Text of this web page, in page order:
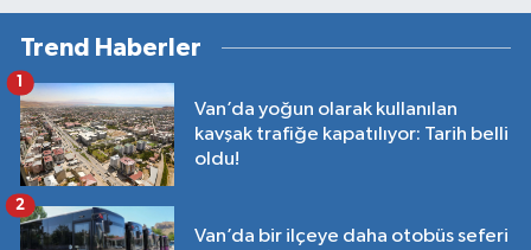
Trend Haberler
Van’da yoğun olarak kullanılan
kavşak trafiğe kapatılıyor: Tarih belli
oldu!
1
Van’da bir ilçeye daha otobüs seferi
2